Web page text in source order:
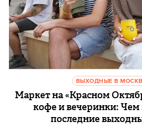
ВЫХОДНЫЕ В
Маркет на «Красном
кофе и вечеринки: Чем
последние